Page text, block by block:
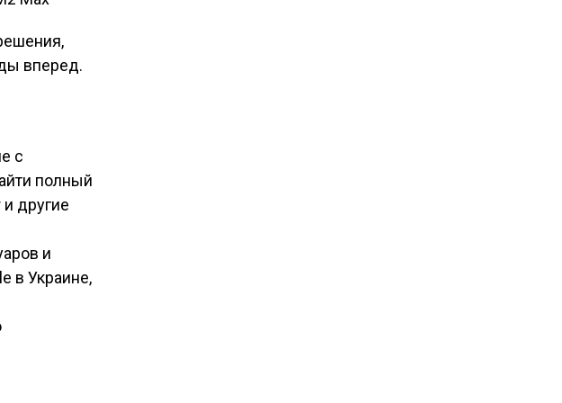
вперед.
с
полный
другие
и
в Украине,